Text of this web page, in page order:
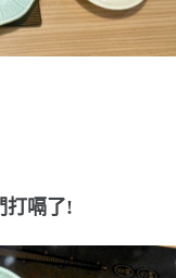
打嗝了!